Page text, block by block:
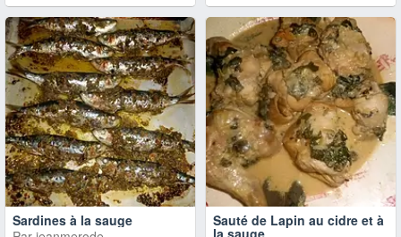
Sardines à la sauge
Sauté de Lapin au cidre et à
la sauge